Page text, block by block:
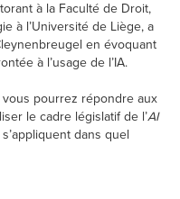
à la Faculté de Droit,
à l’Université de Liège, a
en évoquant
à l’usage de l’IA.
vous pourrez répondre aux
le cadre législatif de l’AI
dans quel